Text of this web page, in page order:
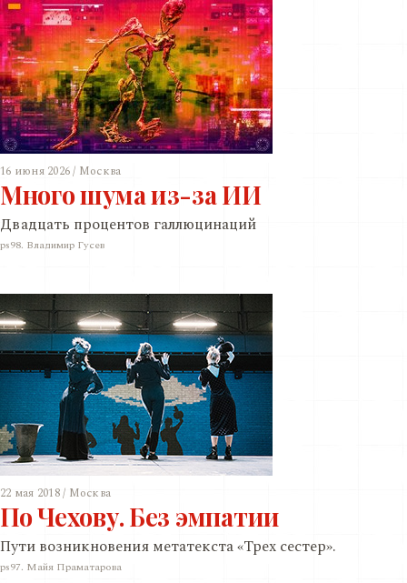
16 июня 2026 / Москва
Много шума из-за ИИ
Двадцать процентов галлюцинаций
ps98. Владимир Гусев
22 мая 2018 / Москва
По Чехову. Без эмпатии
Пути возникновения метатекста «Трех сестер».
ps97. Майя Праматарова